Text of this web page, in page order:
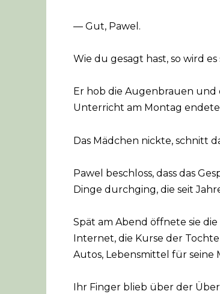
— Gut, Pawel.
Wie du gesagt hast, so wird es
Er hob die Augenbrauen und
Unterricht am Montag
Das Mädchen nickte, schnitt
Pawel beschloss, dass das
Dinge durchging, die seit
Spät am Abend öffnete sie
Internet, die Kurse der
Autos, Lebensmittel für seine
Ihr Finger blieb über der